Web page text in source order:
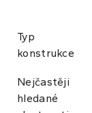
Typ
konstrukce
Nejčastěji
hledané